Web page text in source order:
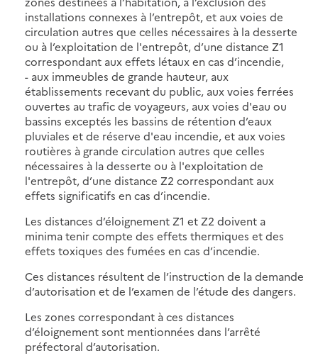
installations connexes à l’entrepôt, et aux voies de
circulation autres que celles nécessaires à la desserte
ou à l’exploitation de l'entrepôt, d’une distance Z1
correspondant aux effets létaux en cas d’incendie,
- aux immeubles de grande hauteur, aux
établissements recevant du public, aux voies ferrées
ouvertes au trafic de voyageurs, aux voies d'eau ou
bassins exceptés les bassins de rétention d’eaux
pluviales et de réserve d'eau incendie, et aux voies
routières à grande circulation autres que celles
nécessaires à la desserte ou à l'exploitation de
l'entrepôt, d’une distance Z2 correspondant aux
effets significatifs en cas d’incendie.
Les distances d’éloignement Z1 et Z2 doivent a
minima tenir compte des effets thermiques et des
effets toxiques des fumées en cas d’incendie.
Ces distances résultent de l’instruction de la demande
d’autorisation et de l’examen de l’étude des dangers.
Les zones correspondant à ces distances
d’éloignement sont mentionnées dans l’arrêté
préfectoral d’autorisation.